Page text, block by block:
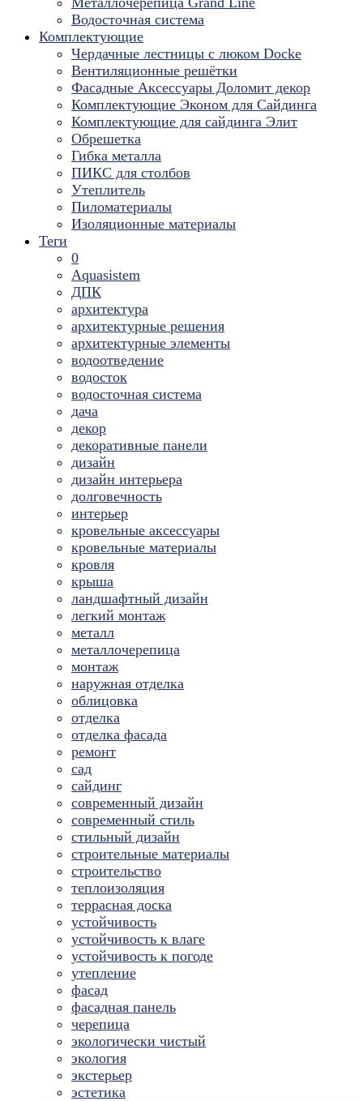
Водосточная система
Комплектующие
Чердачные лестницы с люком Docke
Вентиляционные решётки
Фасадные Аксессуары Доломит декор
Комплектующие Эконом для Сайдинга
Комплектующие для cайдинга Элит
Обрешетка
Гибка металла
ПИКС для столбов
Утеплитель
Пиломатериалы
Изоляционные материалы
Теги
0
Aquasistem
ДПК
архитектура
архитектурные решения
архитектурные элементы
водоотведение
водосток
водосточная система
дача
декор
декоративные панели
дизайн
дизайн интерьера
долговечность
интерьер
кровельные аксессуары
кровельные материалы
кровля
крыша
ландшафтный дизайн
легкий монтаж
металл
металлочерепица
монтаж
наружная отделка
облицовка
отделка
отделка фасада
ремонт
сад
сайдинг
современный дизайн
современный стиль
стильный дизайн
строительные материалы
строительство
теплоизоляция
террасная доска
устойчивость
устойчивость к влаге
устойчивость к погоде
утепление
фасад
фасадная панель
черепица
экологически чистый
экология
экстерьер
эстетика